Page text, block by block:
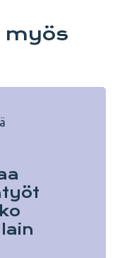
myös